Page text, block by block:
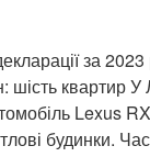
за
шість квартир У
Lexus
будинки.